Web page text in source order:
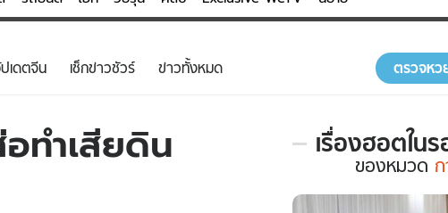
ฟ์สไตล์
น
บันเทิงครบรส ความรู้
ฮาวทู
เดตจีน เช็กข่าวชัวร์ ข่าวทั้งหมด ตรวจหว
ทำเสียดิน
เรื่องฮอตใน
เรื่อง
ใน
ของหมวด ก